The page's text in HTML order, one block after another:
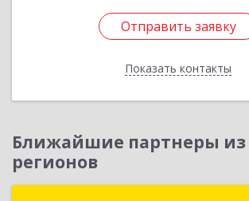
Отправить заявку
Показать контакты
Отправить заявку
Назад
Ближайшие партнеры из
регионов